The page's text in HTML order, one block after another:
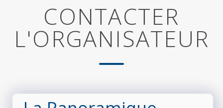
CONTACTER
L'ORGANISATEUR